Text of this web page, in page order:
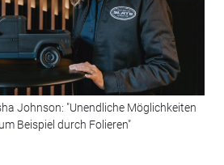
Johnson: "Unendliche Möglichkeiten
Beispiel durch Folieren"